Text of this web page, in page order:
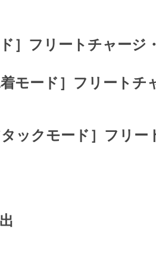
ド］フリートチャージ
着モード］フリートチ
タックモード］フリー